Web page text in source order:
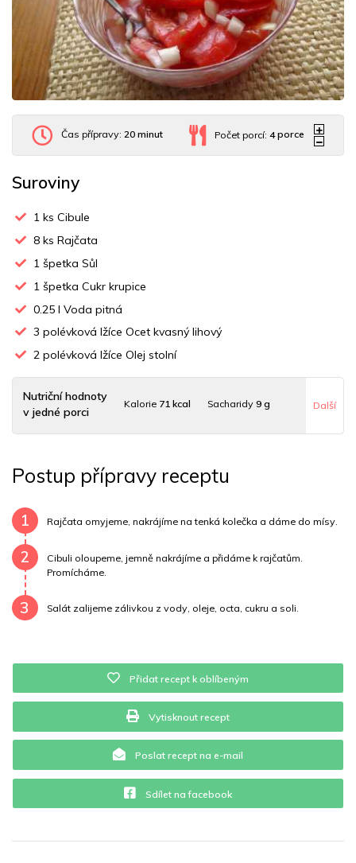
Čas přípravy:20 minut Počet porcí:4 porce
Suroviny
1 ks Cibule
8 ks Rajčata
1 špetka Sůl
1 špetka Cukr krupice
0.25 l Voda pitná
3 polévková lžíce Ocet kvasný lihový
2 polévková lžíce Olej stolní
Nutriční hodnoty
v jedné porci
Kalorie 71 kcal Sacharidy9 g
Uhlovodany 9 g Cholesterol1.8 mg
Draslík 415.7 mg Vláknina 4690 mg
Vitamín B60.2 mg
Vitamín E
Další
Postup přípravy receptu
1 Rajčata omyjeme, nakrájíme na tenká kolečka a dáme do mísy.
2
Cibuli oloupeme, jemně nakrájíme a přidáme k rajčatům.
Promícháme.
3 Salát zalijeme zálivkou z vody, oleje, octa, cukru a soli.
Přidat recept k oblíbeným
Vytisknout recept
Poslat recept na e-mail
Sdílet na facebook